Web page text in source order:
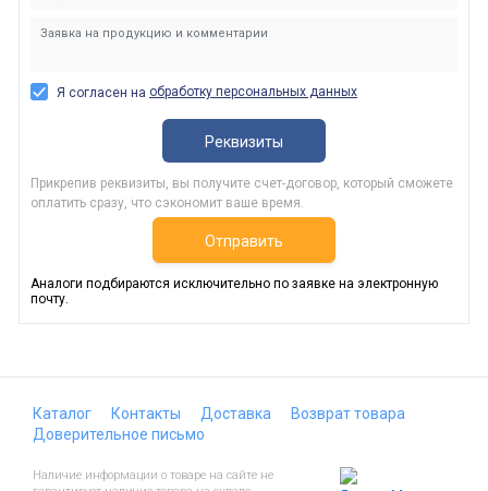
Я согласен на обработку персональных данных
Реквизиты
Прикрепив реквизиты, вы получите счет-договор, который сможете
оплатить сразу, что сэкономит ваше время.
Отправить
Аналоги подбираются исключительно по заявке на электронную
почту.
Каталог Контакты Доставка
Возврат товара
Доверительное письмо
Наличие информации о товаре на сайте не